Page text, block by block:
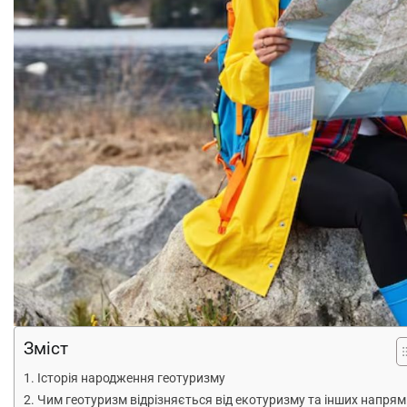
Зміст
Історія народження геотуризму
Чим геотуризм відрізняється від екотуризму та інших